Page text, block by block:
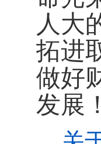
人大
拓进
做好
发展！